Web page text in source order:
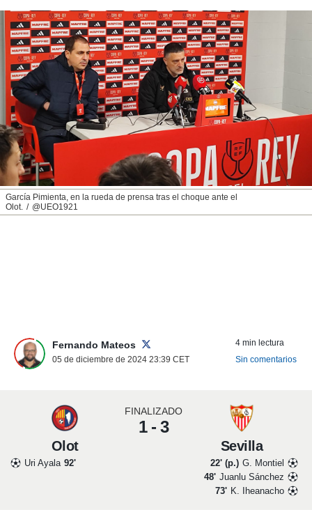
digital
basada
permite
seguir
contenido
coste.
botón
a la
la
y
ACEPTAR
CONTINUAR
CONFIGURAR
RECHAZAR
García Pimienta, en la rueda de prensa tras el choque ante el
Olot.
@UEO1921
Fernando Mateos
05 de diciembre de 2024 23:39 CET
4 min lectura
Sin comentarios
Olot
FINALIZADO
1 - 3
Sevilla
Uri Ayala 92' G. Montiel
22' (p.)
Juanlu Sánchez
48'
K. Iheanacho
73'